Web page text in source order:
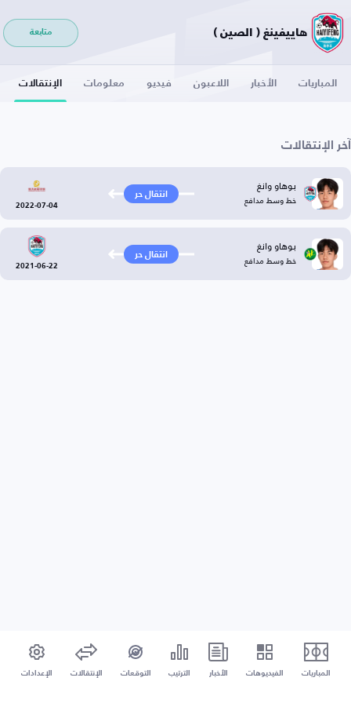
هاييفينغ ( الصين ) متابعة
المباريات الأخبار اللاعبون فيديو معلومات الإنتقالات
آخر الإنتقالات
بوهاو وانغ
خط وسط مدافع انتقال حر
2022-07-04
بوهاو وانغ
خط وسط مدافع انتقال حر
2021-06-22
المباريات الفيديوهات الأخبار الترتيب التوقعات الإنتقالات الإعدادات